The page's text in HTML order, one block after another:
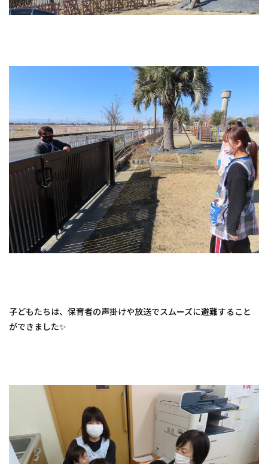
子どもたちは、保育者の声掛けや放送でスムーズに避難すること
ができました✨